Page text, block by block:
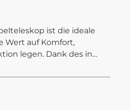
ist die ideale
Wert auf Komfort,
legen. Dank des in…